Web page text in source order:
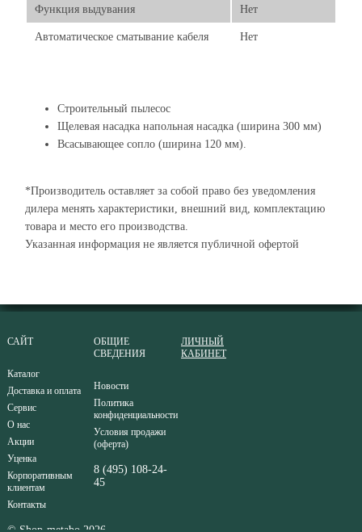
Функция выдувания Нет
Автоматическое сматывание кабеля Нет
Строительный пылесос
Щелевая насадка напольная насадка (ширина 300 мм)
Всасывающее сопло (ширина 120 мм).
*Производитель оставляет за собой право без уведомления
дилера менять характеристики, внешний вид, комплектацию
товара и место его производства.
Указанная информация не является публичной офертой
САЙТ
Каталог
Доставка и оплата
Сервис
О нас
Акции
Уценка
Корпоративным
клиентам
Контакты
ОБЩИЕ
СВЕДЕНИЯ
Новости
Политика
конфиденциальности
Условия продажи
(оферта)
8 (495) 108-24-
45
ЛИЧНЫЙ
КАБИНЕТ